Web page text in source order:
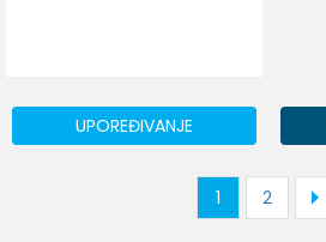
UPOREĐIVANJE
1 2